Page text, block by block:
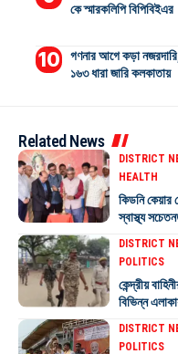
কে স্মারকলিপি বিপিবিইএর
গণনার আগে কড়া
১৬৩ ধারা জারি কলকাতায়
Related News
DISTRICT
HEALTH
কিডনি কেয়ার
স্বাস্থ্য
DISTRICT
POLITICS
কেন্দ্রীয়
বিভিন্ন
DISTRICT
POLITICS